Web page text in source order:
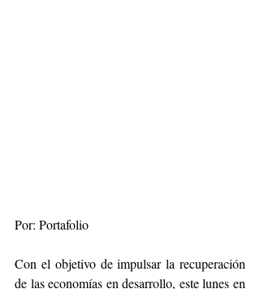
Por: Portafolio
Con el objetivo de impulsar la recuperación
de las economías en desarrollo, este lunes en